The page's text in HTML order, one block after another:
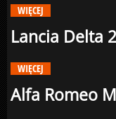
WIĘCEJ
Lancia Delta
WIĘCEJ
Alfa Romeo